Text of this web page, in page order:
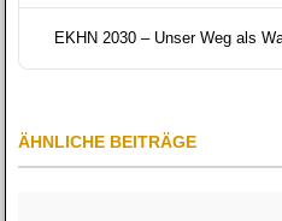
EKHN 2030 – Unser Weg als
ÄHNLICHE BEITRÄGE